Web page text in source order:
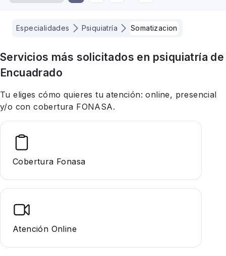
Especialidades Psiquiatría Somatizacion
Servicios más solicitados en psiquiatría de
Encuadrado
Tu eliges cómo quieres tu atención: online, presencial
y/o con cobertura FONASA.
Cobertura Fonasa
Atención Online